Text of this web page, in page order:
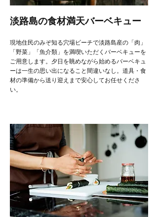
淡路島の食材満天バーベキュー
現地住民のみぞ知る穴場ビーチで淡路島産の「肉」
「野菜」「魚介類」を満喫いただくバーベキューを
ご用意します。夕日を眺めながら始めるバーベキュ
ーは一生の思い出になること間違いなし。道具・食
材の準備から送り迎えまで安心してお任せくださ
い。